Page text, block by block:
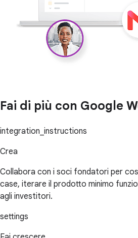
Fai di più con Google
integration_instructions
Crea
Collabora con i soci fondatori per
case, iterare il prodotto minimo
agli investitori.
settings